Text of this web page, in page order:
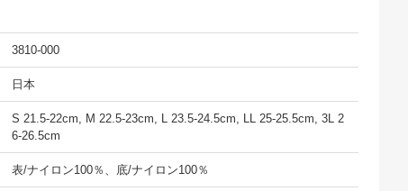
3810-000
日本
S 21.5-22cm, M 22.5-23cm, L 23.5-24.5cm, LL 25-25.5cm, 3L 2
6-26.5cm
表/ナイロン100％、底/ナイロン100％